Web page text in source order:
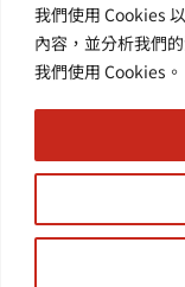
我們使用 Cookies
內容，並分析我們
我們使用 Cookies。
其他
值服務
Copyright © 羽昇